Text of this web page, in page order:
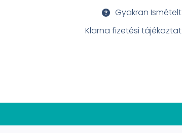
Gyakran
Klarna fizetési